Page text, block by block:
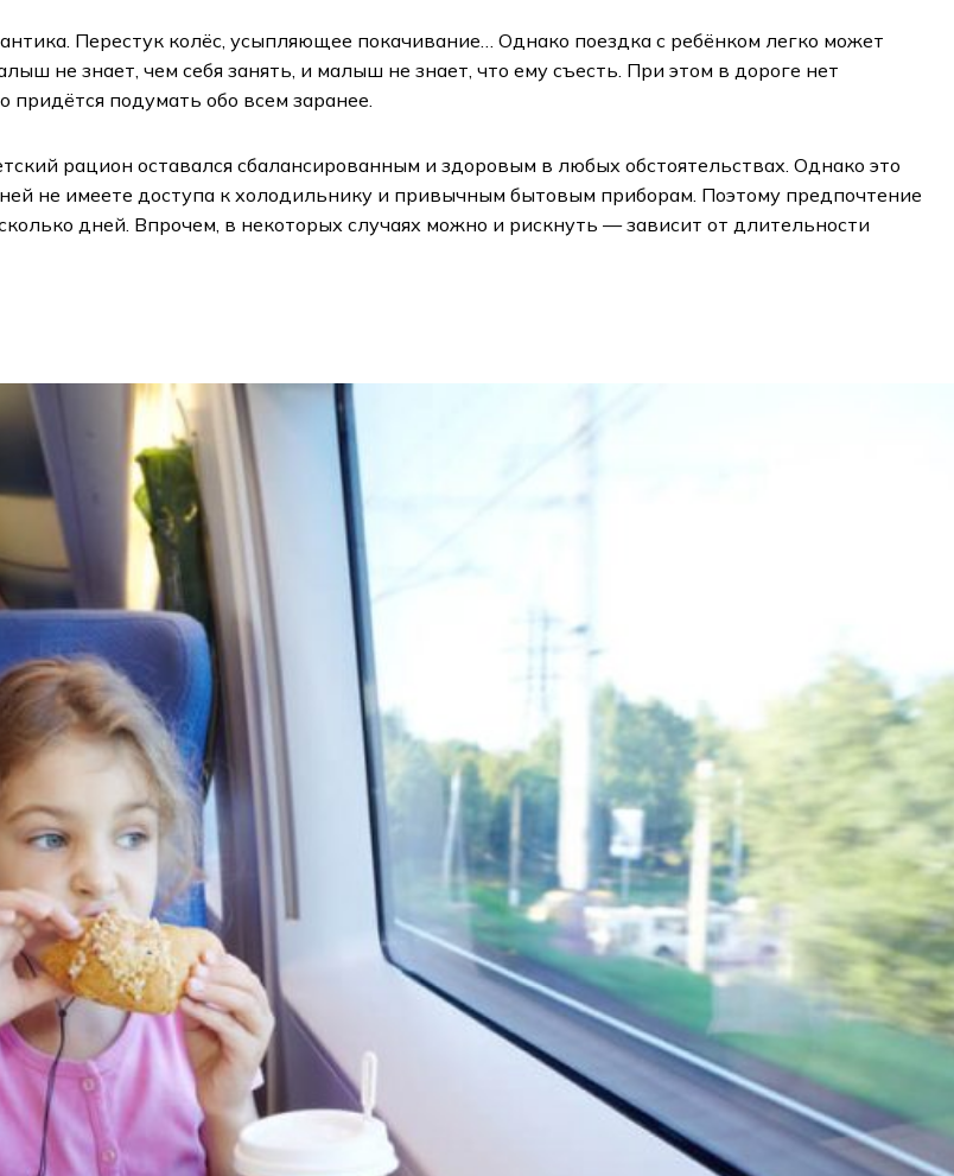
Перестук колёс, усыпляющее покачивание… Однако поездка с ребёнком легко может
не знает, чем себя занять, и малыш не знает, что ему съесть. При этом в дороге нет
придётся подумать обо всем заранее.
рацион оставался сбалансированным и здоровым в любых обстоятельствах. Однако это
не имеете доступа к холодильнику и привычным бытовым приборам. Поэтому предпочтение
дней. Впрочем, в некоторых случаях можно и рискнуть — зависит от длительности